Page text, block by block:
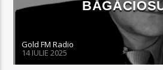
Gold FM Radio
14 IULIE 2025